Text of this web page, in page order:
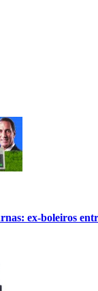
ex-boleiros